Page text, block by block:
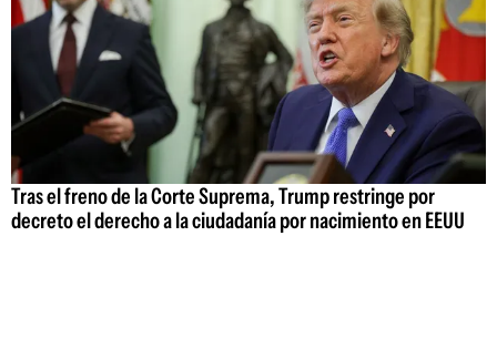
Tras el freno de la Corte Suprema, Trump restringe por
decreto el derecho a la ciudadanía por nacimiento en EEUU